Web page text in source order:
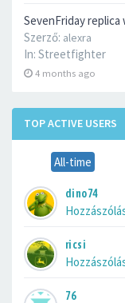
SevenFriday replica
Szerző: alexra
In: Streetfighter
4 months ago
TOP ACTIVE USERS
All-time
dino74
ricsi
76